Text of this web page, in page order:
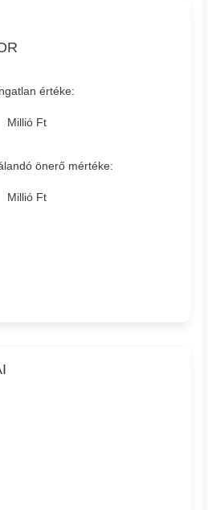
értéke:
Millió Ft
önerő mértéke:
Millió Ft